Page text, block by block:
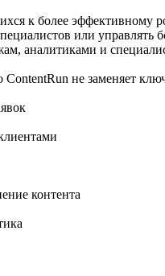
к более эффективному
или управлять
аналитиками и
не заменяет
контента